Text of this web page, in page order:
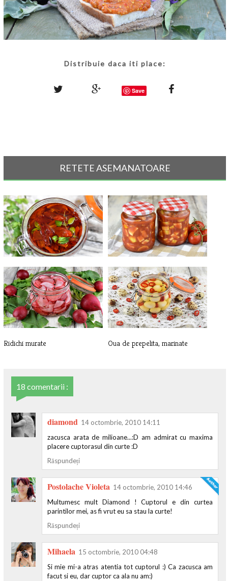
Distribuie daca iti place:
Save
RETETE ASEMANATOARE
Rosii deshidratate, in ulei de
masl[...]
Dovlecei in suc de rosii, la
borcan
Ridichi murate Oua de prepelita, marinate
18 comentarii :
diamond 14 octombrie, 2010 14:11
zacusca arata de milioane...:D am admirat cu maxima
placere cuptorasul din curte :D
Răspundeți
Postolache Violeta 14 octombrie, 2010 14:46
Multumesc mult Diamond ! Cuptorul e din curtea
parintilor mei, as fi vrut eu sa stau la curte!
Răspundeți
Mihaela 15 octombrie, 2010 04:48
Si mie mi-a atras atentia tot cuptorul :) Ca zacusca am
facut si eu, dar cuptor ca ala nu am:)